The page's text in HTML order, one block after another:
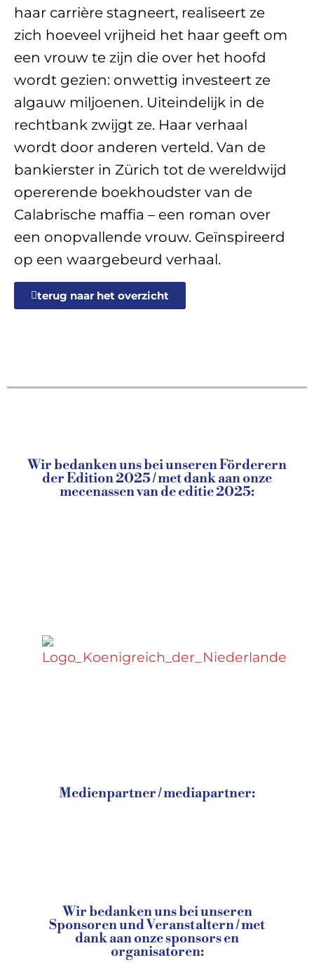
haar carrière stagneert, realiseert ze
zich hoeveel vrijheid het haar geeft om
een vrouw te zijn die over het hoofd
wordt gezien: onwettig investeert ze
algauw miljoenen. Uiteindelijk in de
rechtbank zwijgt ze. Haar verhaal
wordt door anderen verteld. Van de
bankierster in Zürich tot de wereldwijd
opererende boekhoudster van de
Calabrische maffia – een roman over
een onopvallende vrouw. Geïnspireerd
op een waargebeurd verhaal.
terug naar het overzicht
Wir bedanken uns bei unseren Förderern
der Edition 2025 / met dank aan onze
mecenassen van de editie 2025:
Medienpartner / mediapartner:
Wir bedanken uns bei unseren
Sponsoren und Veranstaltern / met
dank aan onze sponsors en
organisatoren: